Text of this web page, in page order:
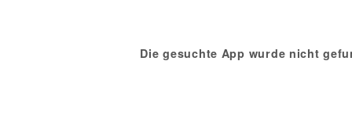
Die gesuchte App wurde nicht